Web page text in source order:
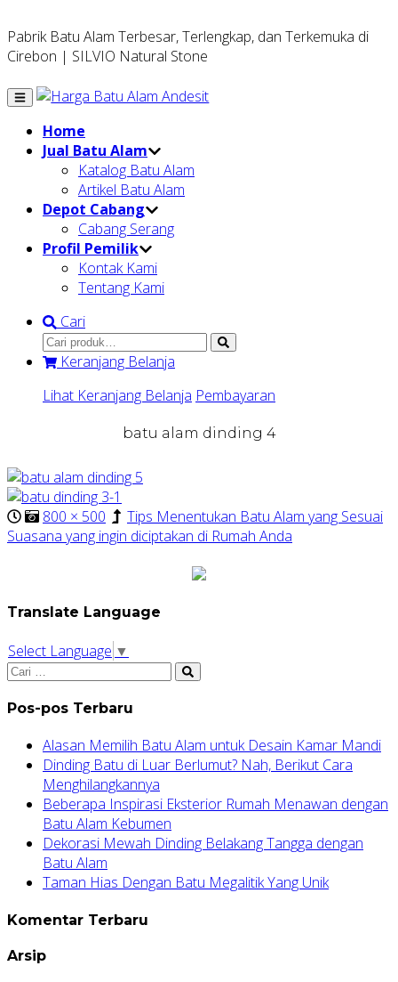
Pabrik Batu Alam Terbesar, Terlengkap, dan Terkemuka di
Cirebon | SILVIO Natural Stone
Home
Jual Batu Alam
Katalog Batu Alam
Artikel Batu Alam
Depot Cabang
Cabang Serang
Profil Pemilik
Kontak Kami
Tentang Kami
Cari
Keranjang Belanja
Lihat Keranjang Belanja Pembayaran
batu alam dinding 4
800 × 500
Tips Menentukan Batu Alam yang Sesuai
Suasana yang ingin diciptakan di Rumah Anda
Translate Language
Select Language ▼
Pos-pos Terbaru
Alasan Memilih Batu Alam untuk Desain Kamar Mandi
Dinding Batu di Luar Berlumut? Nah, Berikut Cara
Menghilangkannya
Beberapa Inspirasi Eksterior Rumah Menawan dengan
Batu Alam Kebumen
Dekorasi Mewah Dinding Belakang Tangga dengan
Batu Alam
Taman Hias Dengan Batu Megalitik Yang Unik
Komentar Terbaru
Arsip